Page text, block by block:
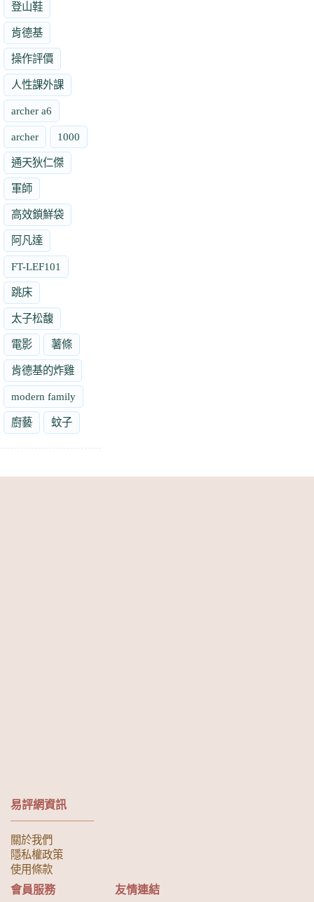
登山鞋
肯德基
操作評價
人性課外課
archer a6
archer 1000
通天狄仁傑
軍師
高效鎖鮮袋
阿凡達
FT-LEF101
跳床
太子松馥
電影 薯條
肯德基的炸雞
modern family
廚藝 蚊子
易評網資訊
關於我們
隱私權政策
使用條款
會員服務 友情連結